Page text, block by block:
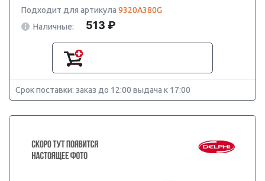
Подходит для артикула 9320A380G
Наличные:
513 ₽
Срок поставки: заказ до 12:00 выдача к 17:00